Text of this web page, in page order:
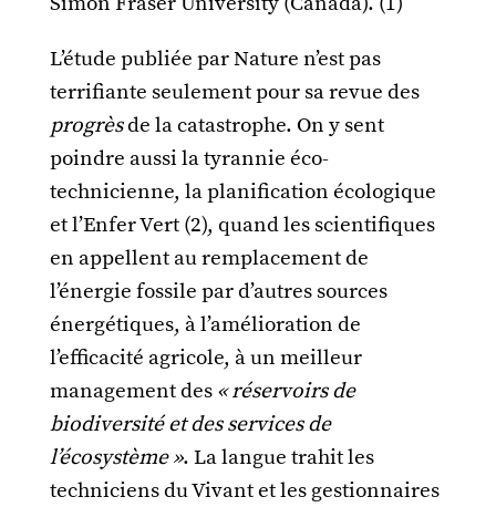
L’étude publiée par Nature n’est pas
terrifiante seulement pour sa revue des
progrèsde la catastrophe. On y sent
poindre aussi la tyrannie éco-
technicienne, la planification écologique
et l’Enfer Vert (2), quand les scientifiques
en appellent au remplacement de
l’énergie fossile par d’autres sources
énergétiques, à l’amélioration de
l’efficacité agricole, à un meilleur
management des« réservoirs de
biodiversité et des services de
l’écosystème ». La langue trahit les
techniciens du Vivant et les gestionnaires